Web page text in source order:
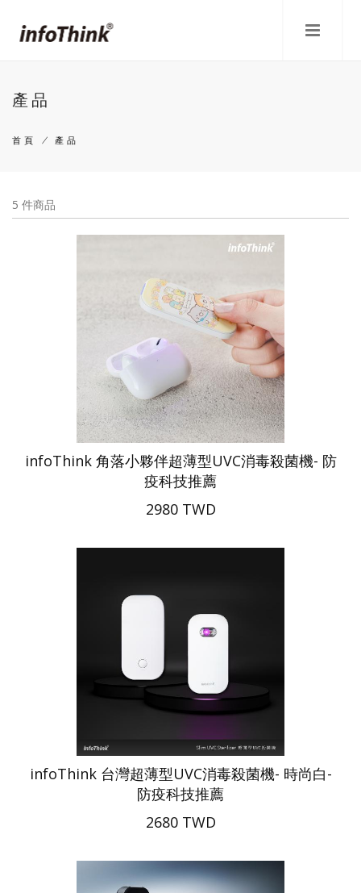
產品
航
連
首頁 / 產品
5 件商品
infoThink 角落小夥伴超薄型UVC消毒殺菌機- 防
疫科技推薦
2980 TWD
infoThink 台灣超薄型UVC消毒殺菌機- 時尚白-
防疫科技推薦
2680 TWD